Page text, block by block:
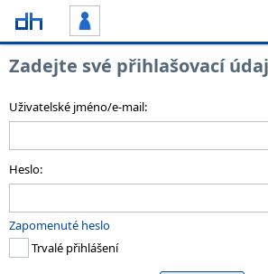
Zadejte své přihlašovací
Uživatelské jméno/e-mail:
Heslo:
Zapomenuté heslo
Trvalé přihlášení